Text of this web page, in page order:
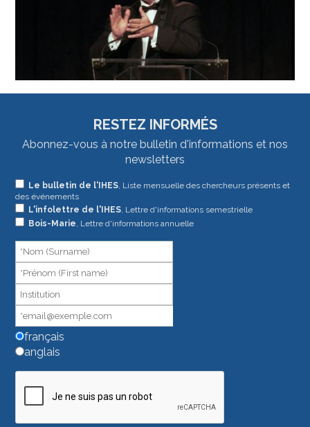
RESTEZ INFORMÉS
Abonnez-vous à notre bulletin d'informations et nos
newsletters
Le bulletin de l'IHES, Liste mensuelle des chercheurs présents et
des événements
L'infolettre de l'IHES, Lettre d'informations semestrielle
Bois-Marie , Lettre d'informations annuelle
français
anglais
Si
vous
êtes
humain,
ne
remplissez
pas
ce
champ.